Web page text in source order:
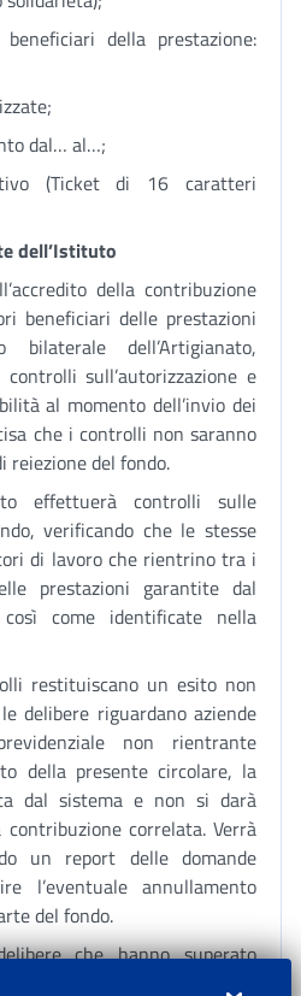
della prestazione:
dal… al…;
(Ticket di 16 caratteri
dell’Istituto
della contribuzione
beneficiari delle prestazioni
dell’Artigianato,
sull’autorizzazione e
al momento dell’invio dei
che i controlli non saranno
reiezione del fondo.
effettuerà controlli sulle
verificando che le stesse
di lavoro che rientrino tra i
prestazioni garantite dal
come identificate nella
restituiscano un esito non
delibere riguardano aziende
non rientrante
della presente circolare, la
dal sistema e non si darà
contribuzione correlata. Verrà
un report delle domande
l’eventuale annullamento
del fondo.
che hanno superato